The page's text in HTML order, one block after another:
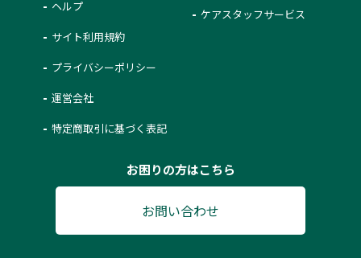
ヘルプ
サイト利用規約
プライバシーポリシー
運営会社
特定商取引に基づく表記
ケアスタッフサービス
お困りの方はこちら
お問い合わせ